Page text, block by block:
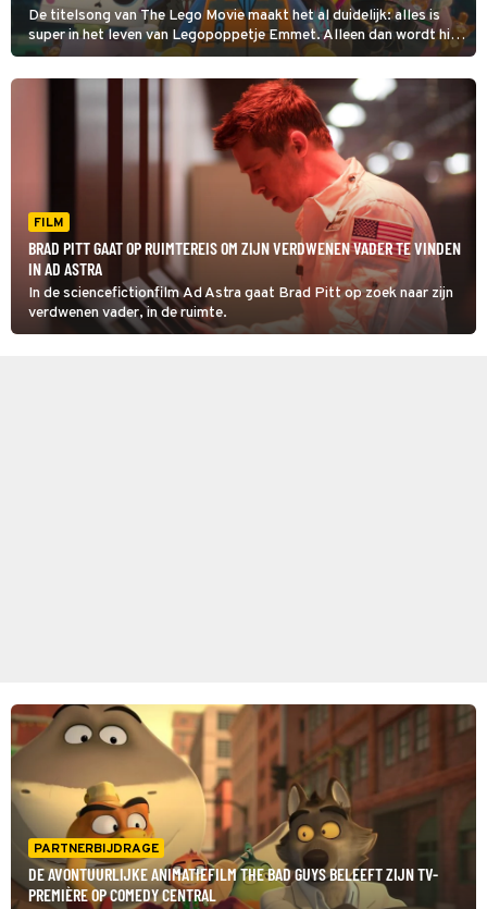
De titelsong van The Lego Movie maakt het al duidelijk: alles is
super in het leven van Legopoppetje Emmet. Alleen dan wordt hij
per ongeluk aangezien voor ‘de uitverkorene’ en moet hij de wereld
redden.
FILM
BRAD PITT GAAT OP RUIMTEREIS OM ZIJN VERDWENEN VADER TE VINDEN
IN AD ASTRA
In de sciencefictionfilm Ad Astra gaat Brad Pitt op zoek naar zijn
verdwenen vader, in de ruimte.
PARTNERBIJDRAGE
DE AVONTUURLIJKE ANIMATIEFILM THE BAD GUYS BELEEFT ZIJN TV-
PREMIÈRE OP COMEDY CENTRAL